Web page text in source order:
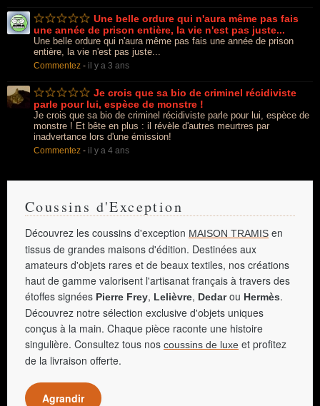
Une belle ordure qui n'aura même pas fais
une année de prison entière, la vie n'est pas juste...
Une belle ordure qui n'aura même pas fais une année de prison
entière, la vie n'est pas juste...
Commentez - il y a 3 ans
Je crois que sa bio de criminel récidiviste
parle pour lui, espèce de monstre !
Je crois que sa bio de criminel récidiviste parle pour lui, espèce de
monstre ! Et bête en plus : il révèle d'autres meurtres par
inadvertance lors d'une émission!
Commentez - il y a 4 ans
Coussins d'Exception
Découvrez les coussins d'exception MAISON TRAMIS en
tissus de grandes maisons d'édition. Destinées aux
amateurs d'objets rares et de beaux textiles, nos créations
haut de gamme valorisent l'artisanat français à travers des
étoffes signées Pierre Frey, Lelièvre, Dedarou Hermès.
Découvrez notre sélection exclusive d'objets uniques
conçus à la main. Chaque pièce raconte une histoire
singulière. Consultez tous nos coussins de luxe et profitez
de la livraison offerte.
Agrandir